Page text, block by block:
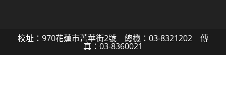
校址：970花蓮市菁華街2號 總機：03-8321202 傳
真：03-8360021